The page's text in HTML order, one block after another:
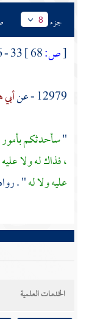
جزء 8
[ص:
33 - 76 - باب ما جاء في الغضب ومراتب الناس فيه
12979 - عن
"سأحدثكم
، فذاك له ولا
عليه ولا له" . رواه
الخدمات العلمية